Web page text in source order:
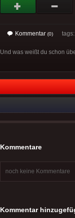
Kommentar (0) tags:
Und was weißt du schon
Kommentare
noch keine Kommentare
Kommentar